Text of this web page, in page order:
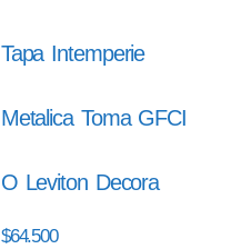
Tapa Intemperie
Metalica Toma GFCI
O Leviton Decora
$64.500